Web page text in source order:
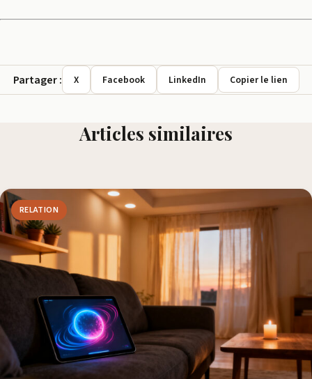
Partager : X Facebook LinkedIn Copier le lien
Articles similaires
RELATION